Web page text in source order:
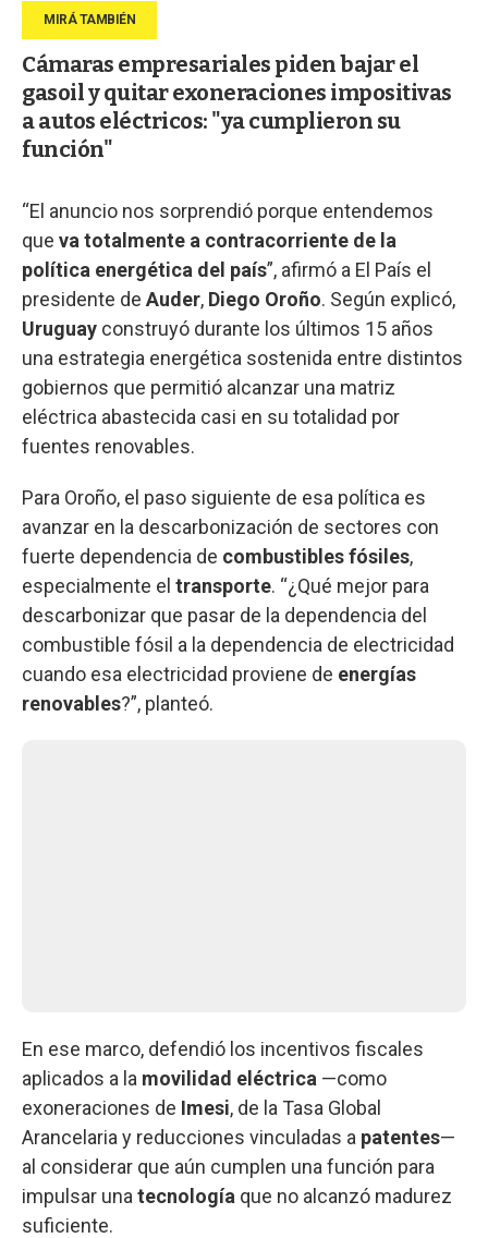
Cámaras empresariales piden bajar el
gasoil y quitar exoneraciones impositivas
a autos eléctricos: "ya cumplieron su
función"
“El anuncio nos sorprendió porque entendemos
que va totalmente a contracorriente de la
política energética del país”, afirmó a El País el
presidente de Auder, Diego Oroño. Según explicó,
Uruguay construyó durante los últimos 15 años
una estrategia energética sostenida entre distintos
gobiernos que permitió alcanzar una matriz
eléctrica abastecida casi en su totalidad por
fuentes renovables.
Para Oroño, el paso siguiente de esa política es
avanzar en la descarbonización de sectores con
fuerte dependencia de combustibles fósiles,
especialmente el transporte. “¿Qué mejor para
descarbonizar que pasar de la dependencia del
combustible fósil a la dependencia de electricidad
cuando esa electricidad proviene de energías
renovables?”, planteó.
En ese marco, defendió los incentivos fiscales
aplicados a la movilidad eléctrica —como
exoneraciones de Imesi, de la Tasa Global
Arancelaria y reducciones vinculadas a patentes—
al considerar que aún cumplen una función para
impulsar una tecnología que no alcanzó madurez
suficiente.